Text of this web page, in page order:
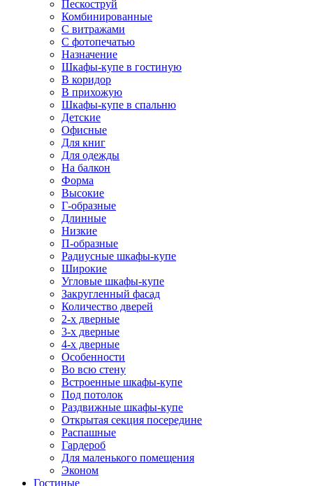
Пескоструй
Комбинированные
С витражами
С фотопечатью
Назначение
Шкафы-купе в гостиную
В коридор
В прихожую
Шкафы-купе в спальню
Детские
Офисные
Для книг
Для одежды
На балкон
Форма
Высокие
Г-образные
Длинные
Низкие
П-образные
Радиусные шкафы-купе
Широкие
Угловые шкафы-купе
Закругленный фасад
Количество дверей
2-х дверные
3-х дверные
4-х дверные
Особенности
Во всю стену
Встроенные шкафы-купе
Под потолок
Раздвижные шкафы-купе
Открытая секция посередине
Распашные
Гардероб
Для маленького помещения
Эконом
Гостиные